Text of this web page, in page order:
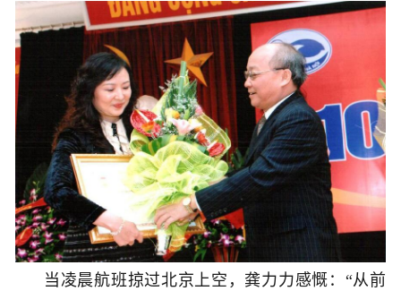
当凌晨航班掠过北京上空，龚力力感慨：“从前